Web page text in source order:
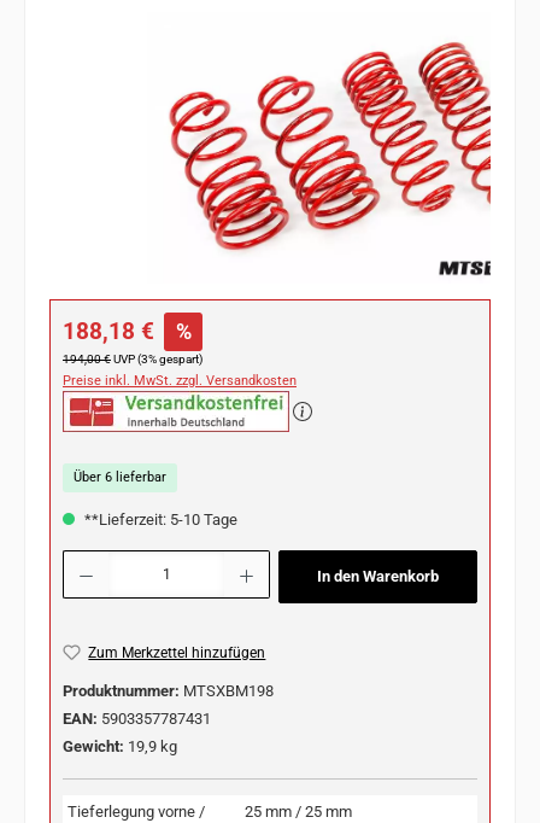
Verkaufspreis:
188,18 € %
Regulärer Preis:
194,00 €UVP (3% gespart)
Preise inkl. MwSt. zzgl. Versandkosten
Über 6 lieferbar
**Lieferzeit: 5-10 Tage
Produkt Anzahl: Gib den gewünschten Wert ein oder benutze die Schaltflächen
In den Warenkorb
Zum Merkzettel hinzufügen
Produktnummer: MTSXBM198
EAN: 5903357787431
Gewicht: 19,9 kg
Tieferlegung vorne /
25 mm / 25 mm